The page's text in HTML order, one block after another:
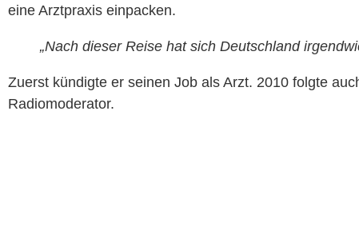
eine Arztpraxis einpacken.
„Nach dieser Reise hat sich Deutschland
Zuerst kündigte er seinen Job als Arzt. 2010 folgte
Radiomoderator.